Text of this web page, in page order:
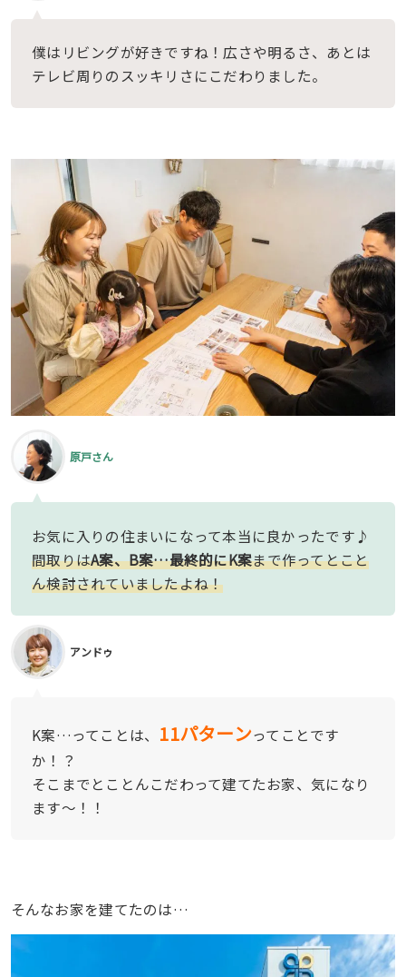
僕はリビングが好きですね！広さや明るさ、あとは
テレビ周りのスッキリさにこだわりました。
原戸さん
お気に入りの住まいになって本当に良かったです♪
間取りはA案、B案…最終的にK案まで作ってとこと
ん検討されていましたよね！
アンドゥ
K案…ってことは、 11パターンってことです
か！？
そこまでとことんこだわって建てたお家、気になり
ます〜！！
そんなお家を建てたのは…